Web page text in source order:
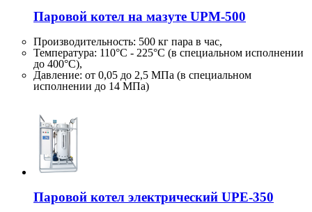
Паровой котел на мазуте UPM-500
Производительность: 500 кг пара в час,
Температура: 110°C - 225°C (в специальном исполнении
до 400°C),
Давление: от 0,05 до 2,5 МПа (в специальном
исполнении до 14 МПа)
Паровой котел электрический UPE-350